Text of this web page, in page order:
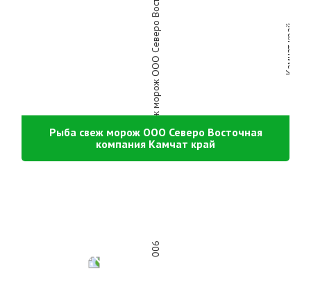
Рыба свеж морож ООО Северо Восточная
компания Камчат край